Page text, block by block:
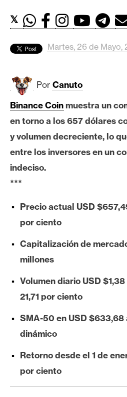
d
s
B
t
c
o
i
t
h
r
e
m
I
A
A
𝕏
Martes, 26 de Mayo,
Por Canuto
Binance Coinmuestra un
en torno a los 657 dólares
y volumen decreciente, lo
entre los inversores en un
indeciso.
***
Precio actual USD
por ciento
Capitalización de
millones
Volumen diario USD
21,71 por ciento
SMA-50 en USD
dinámico
Retorno desde el 1 de
por ciento